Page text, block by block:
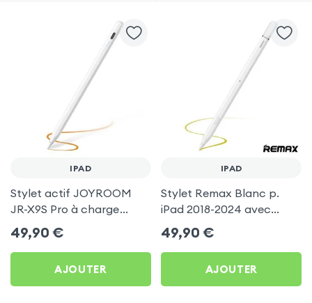
IPAD
Stylet actif JOYROOM
JR-X9S Pro à charge
rapide USB-C avec 2
embouts pour iPad -
Blanc
49,90 €
AJOUTER
IPAD
Stylet Remax Blanc p.
iPad 2018-2024 avec
Rejet de paume
49,90 €
AJOUTER